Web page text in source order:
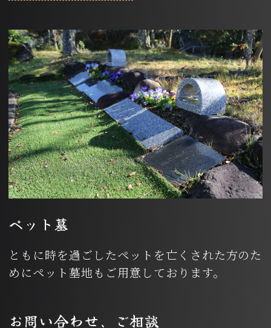
ペット墓
ともに時を過ごしたペットを亡くされた方のた
めにペット墓地もご用意しております。
お問い合わせ、ご相談